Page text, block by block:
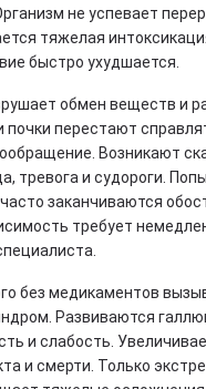
не успевает
тяжелая
быстро ухудшается.
обмен веществ и
почки перестают
Возникают
тревога и судороги.
заканчиваются
требует
без медикаментов
Развиваются
и слабость.
и смерти. Только